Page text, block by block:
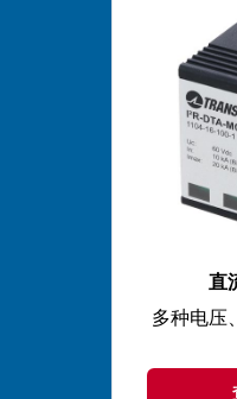
直
多种电压